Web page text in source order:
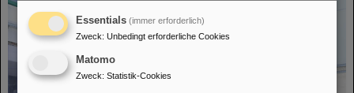
Essentials (immer erforderlich)
Zweck: Unbedingt erforderliche Cookies
Matomo
Zweck: Statistik-Cookies